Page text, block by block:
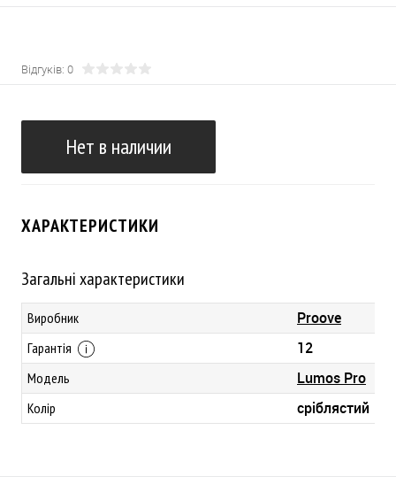
Відгуків: 0
Нет в наличии
ХАРАКТЕРИСТИКИ
Загальні характеристики
Виробник Proove
Гарантія 12
Модель Lumos Pro
Колір сріблястий